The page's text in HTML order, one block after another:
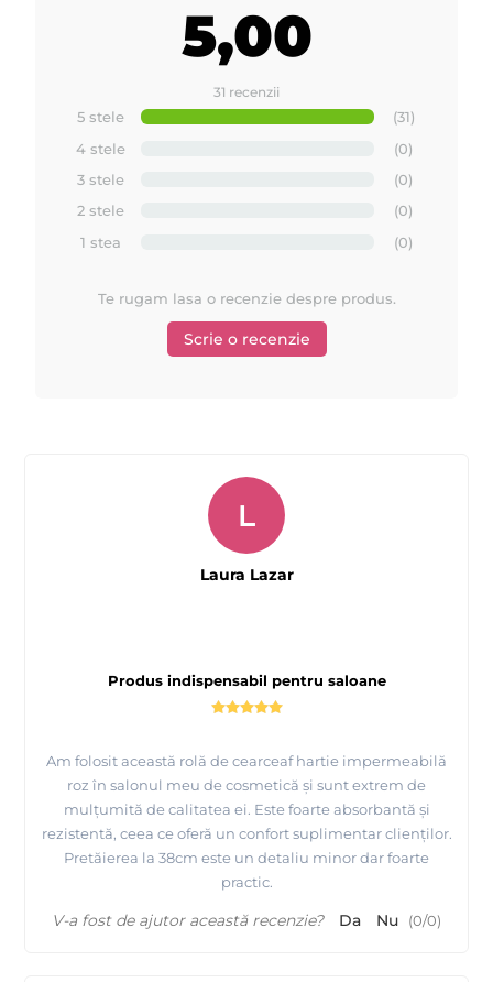
contine 12 role.
5,00
31 recenzii
5 stele
(31)
4 stele
(0)
3 stele
(0)
2 stele
(0)
1 stea
(0)
Te rugam lasa o recenzie despre produs.
Scrie o recenzie
Produs indispensabil pentru saloane
Am folosit această rolă de cearceaf hartie impermeabilă
roz în salonul meu de cosmetică și sunt extrem de
mulțumită de calitatea ei. Este foarte absorbantă și
rezistentă, ceea ce oferă un confort suplimentar clienților.
Pretăierea la 38cm este un detaliu minor dar foarte
practic.
L
Laura Lazar
V-a fost de ajutor această recenzie? Da Nu (0/0)